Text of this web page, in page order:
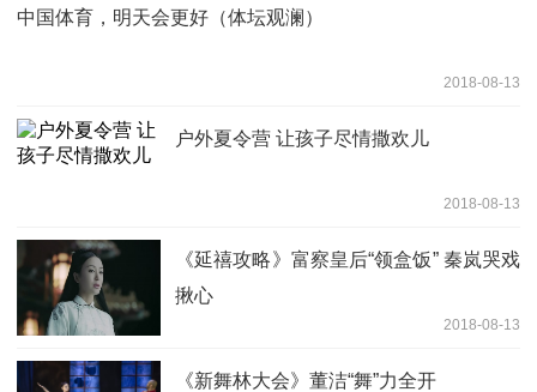
中国体育，明天会更好（体坛观澜）
2018-08-13
户外夏令营 让孩子尽情撒欢儿
2018-08-13
《延禧攻略》富察皇后“领盒饭” 秦岚哭戏
揪心
2018-08-13
《新舞林大会》董洁“舞”力全开